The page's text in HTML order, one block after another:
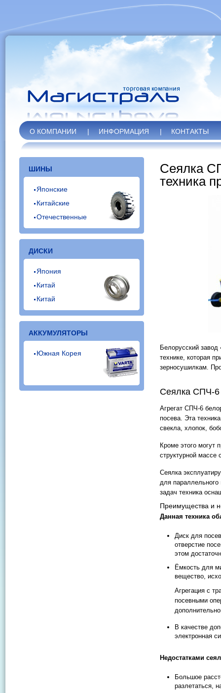
О КОМПАНИИ | ИНФОРМАЦИЯ | КОНТАКТЫ
ШИНЫ
Японские
Китайские
Отечественные
ДИСКИ
Япония
Китай
Китай
АККУМУЛЯТОРЫ
Южная Корея
Сеялка
техника
Белорусский
технике, которая
зерносушилкам.
Сеялка СПЧ-6
Агрегат СПЧ-6
посева. Эта
свекла, хлопок,
Кроме этого могут
структурной
Сеялка
для
задач техника
Преимущества и
Данная техника
Диск для
отверстие
этом
Ёмкость для
вещество,
Агрегация с
посевными
В качестве
электронная
Недостатками
Большое
разлетаться,